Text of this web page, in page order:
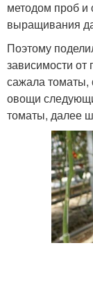
методом проб и
выращивания
Поэтому
зависимости
сажала томаты,
овощи
томаты, далее